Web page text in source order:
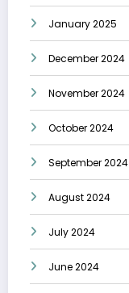
January 2025
December 2024
November 2024
October 2024
September 2024
August 2024
July 2024
June 2024